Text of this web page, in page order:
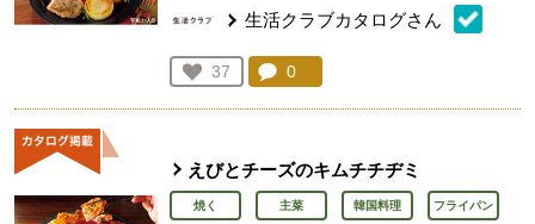
生活クラブカタログさん
お気に入り登録：
37
人が登録
コメント：
0
えびとチーズのキムチチヂミ
焼く 主菜 韓国料理 フライパン